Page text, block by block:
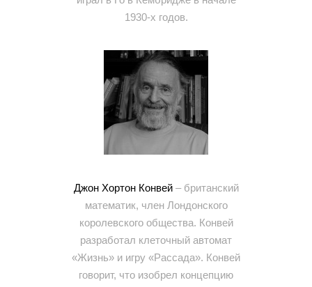
1930-х годов.
Джон Хортон Конвей– британский
математик, член Лондонского
королевского общества. Конвей
разработал клеточный автомат
«Жизнь» и игру «Рассада». Конвей
говорит, что изобрел концепцию